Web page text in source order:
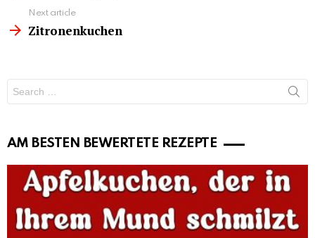
Next article
Zitronenkuchen
for:
AM BESTEN BEWERTETE REZEPTE